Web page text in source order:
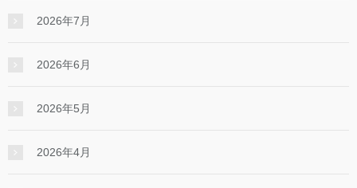
2026年7月
2026年6月
2026年5月
2026年4月